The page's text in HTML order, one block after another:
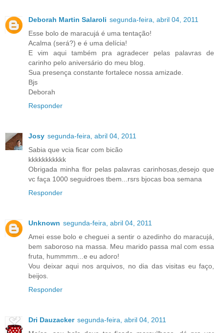
Deborah Martin Salaroli segunda-feira, abril 04, 2011
Esse bolo de maracujá é uma tentação!
Acalma (será?) e é uma delícia!
E vim aqui também pra agradecer pelas palavras de
carinho pelo aniversário do meu blog.
Sua presença constante fortalece nossa amizade.
Bjs
Deborah
Responder
Josy segunda-feira, abril 04, 2011
Sabia que vcia ficar com bicão
kkkkkkkkkkk
Obrigada minha flor pelas palavras carinhosas,desejo que
vc faça 1000 seguidroes tbem...rsrs bjocas boa semana
Responder
Unknown segunda-feira, abril 04, 2011
Amei esse bolo e cheguei a sentir o azedinho do maracujá,
bem saboroso na massa. Meu marido passa mal com essa
fruta, hummmm...e eu adoro!
Vou deixar aqui nos arquivos, no dia das visitas eu faço,
beijos.
Responder
Dri Dauzacker segunda-feira, abril 04, 2011